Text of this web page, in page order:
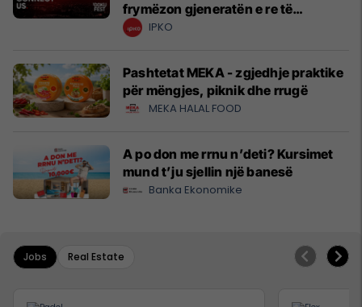
frymëzon gjeneratën e re të
krijuesve
IPKO
Pashtetat MEKA - zgjedhje praktike
për mëngjes, piknik dhe rrugë
MEKA HALAL FOOD
A po don me rrnu n’deti? Kursimet
mund t’ju sjellin një banesë
Banka Ekonomike
Jobs Real Estate